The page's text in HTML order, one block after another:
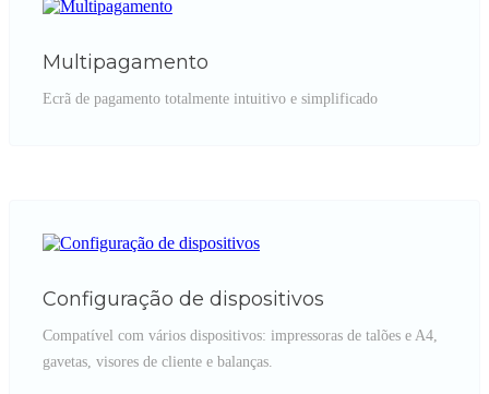
Multipagamento
Ecrã de pagamento totalmente intuitivo e simplificado
Configuração de dispositivos
Compatível com vários dispositivos: impressoras de talões e A4,
gavetas, visores de cliente e balanças.